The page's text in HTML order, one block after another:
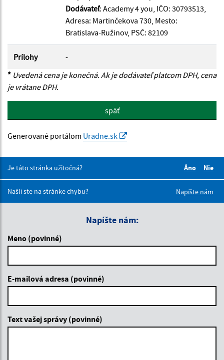
Dodávateľ: Academy 4 you, IČO: 30793513,
Adresa: Martinčekova 730, Mesto:
Bratislava-Ružinov, PSČ: 82109
Prílohy
-
* Uvedená cena je konečná. Ak je dodávateľ platcom DPH, cena
je vrátane DPH.
späť
Generované portálom Uradne.sk
Je táto stránka užitočná?
Áno
Nie
Našli ste na stránke chybu?
Napíšte nám
Napíšte nám:
Meno (povinné)
E-mailová adresa (povinné)
Text vašej správy (povinné)